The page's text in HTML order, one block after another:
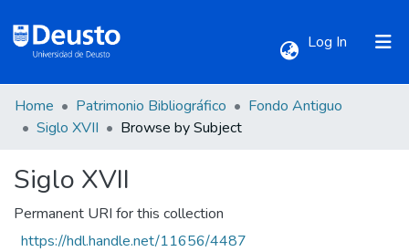
Log In (current)
Communities & Collections
All of DSpace
Home Patrimonio Bibliográfico
Fondo Antiguo
Siglo XVII
Browse by Subject
Siglo XVII
Permanent URI for this collection
https://hdl.handle.net/11656/4487